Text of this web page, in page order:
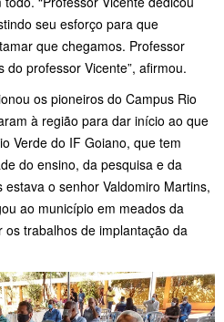
seu esforço para que
que chegamos. Professor
professor Vicente”, afirmou.
os pioneiros do Campus Rio
à região para dar início ao que
Verde do IF Goiano, que tem
do ensino, da pesquisa e da
o senhor Valdomiro Martins,
ao município em meados da
trabalhos de implantação da